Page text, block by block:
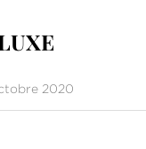
2020